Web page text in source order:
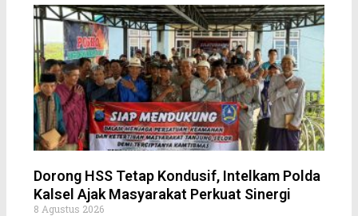
Dorong HSS Tetap Kondusif, Intelkam Polda
Kalsel Ajak Masyarakat Perkuat Sinergi
8 Agustus 2026